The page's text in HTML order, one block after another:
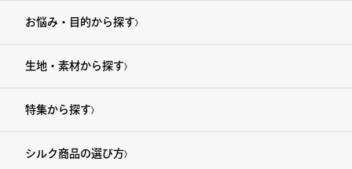
お悩み・目的から探す
生地・素材から探す
特集から探す
シルク商品の選び方